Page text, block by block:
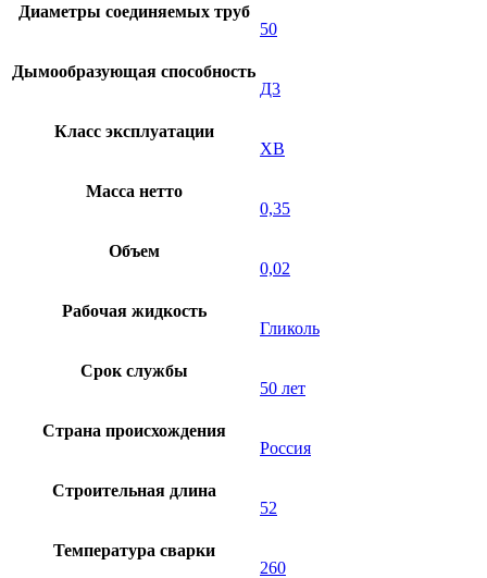
Диаметры соединяемых труб
50
Дымообразующая способность
Д3
Класс эксплуатации
XB
Масса нетто
0,35
Объем
0,02
Рабочая жидкость
Гликоль
Срок службы
50 лет
Страна происхождения
Россия
Строительная длина
52
Температура сварки
260